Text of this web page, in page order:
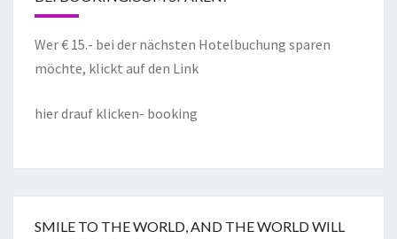
Wer € 15.- bei der nächsten Hotelbuchung sparen
möchte, klickt auf den Link
hier drauf klicken- booking
SMILE TO THE WORLD, AND THE WORLD WILL